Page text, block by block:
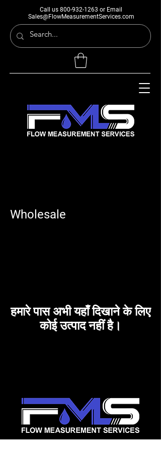
Call us 800-932-1263 or Email
Sales@FlowMeasurementServices.com
Wholesale
हमारे पास अभी यहाँ दिखाने के लिए
कोई उत्पाद नहीं है।